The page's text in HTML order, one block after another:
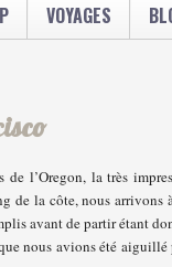
VOYAGES
de l’Oregon, la très
de la côte, nous arrivons
avant de partir étant
nous avions été